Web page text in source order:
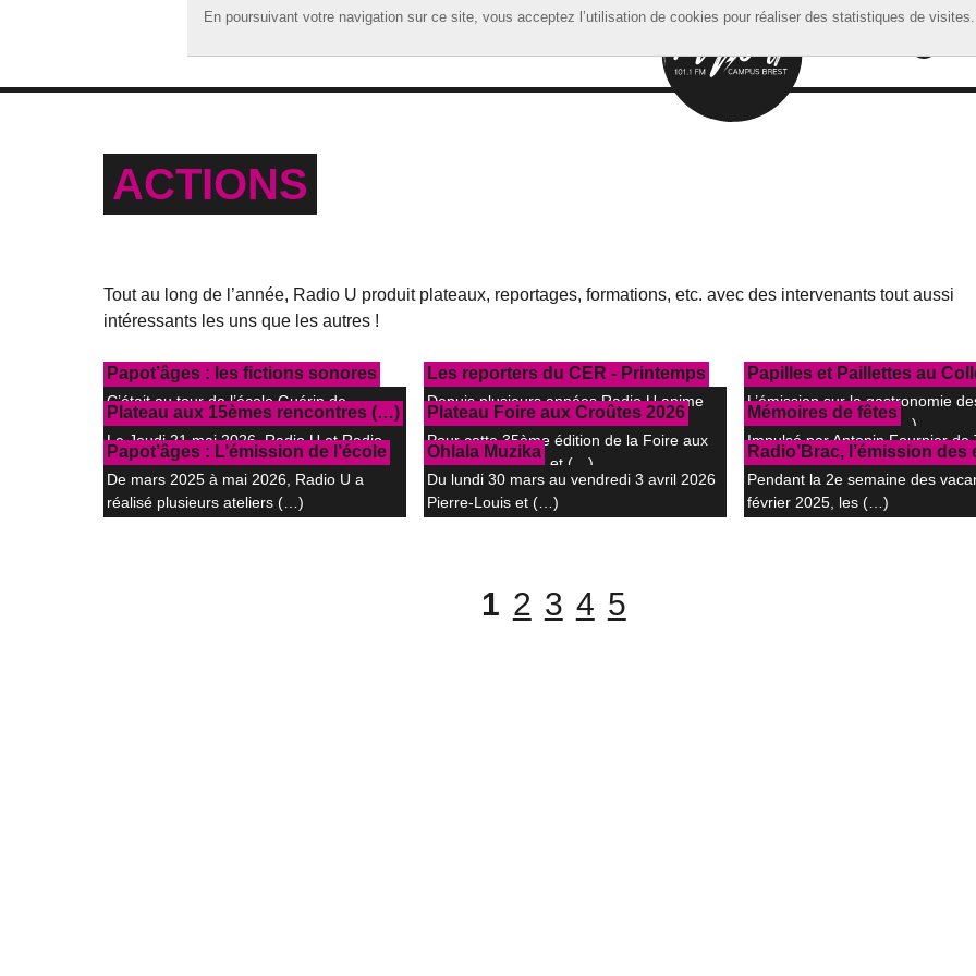
En poursuivant votre navigation sur ce site, vous acceptez l’utilisation de cookies pour réaliser des statistiques de visites.
En poursuivant votre navigation sur ce site, vous acceptez l’utilisation de cookies pour réaliser des statistiques de visites.
ACCUEIL
ACTIONS
Tout au long de l’année, Radio U produit plateaux, reportages, formations, etc. avec des intervenants tout aussi
intéressants les uns que les autres !
Retrouvez-les tous ici !
Papot’âges : les fictions sonores
C’était au tour de l’école Guérin de
prendre part au projet (…)
Les reporters du CER - Printemps
Depuis plusieurs années Radio U anime
des ateliers radio (…)
Papilles et Paillettes au
L’émission sur la gastronomie
de 5ème du Collège (…)
Plateau aux 15èmes rencontres (…)
Le Jeudi 21 mai 2026, Radio U et Radio
Transisto’ch se sont (…)
Plateau Foire aux Croûtes 2026
Pour cette 35ème édition de la Foire aux
Croûtes, Radio U et (…)
Mémoires de fêtes
Impulsé par Antonin Fournier de
et en partenariat (…)
Papot’âges : L’émission de l’école
De mars 2025 à mai 2026, Radio U a
réalisé plusieurs ateliers (…)
Ohlala Muzika
Du lundi 30 mars au vendredi 3 avril 2026
Pierre-Louis et (…)
Radio’Brac, l’émission des
Pendant la 2e semaine des
février 2025, les (…)
1 2 3 4 5